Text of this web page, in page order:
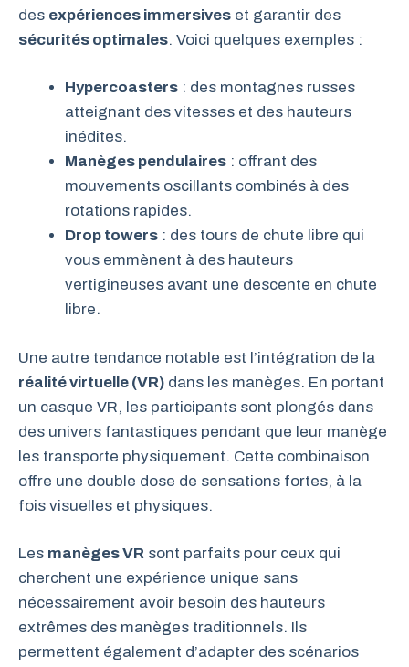
des expériences immersives et garantir des
sécurités optimales. Voici quelques exemples :
Hypercoasters : des montagnes russes
atteignant des vitesses et des hauteurs
inédites.
Manèges pendulaires : offrant des
mouvements oscillants combinés à des
rotations rapides.
Drop towers : des tours de chute libre qui
vous emmènent à des hauteurs
vertigineuses avant une descente en chute
libre.
Une autre tendance notable est l’intégration de la
réalité virtuelle (VR) dans les manèges. En portant
un casque VR, les participants sont plongés dans
des univers fantastiques pendant que leur manège
les transporte physiquement. Cette combinaison
offre une double dose de sensations fortes, à la
fois visuelles et physiques.
Les manèges VR sont parfaits pour ceux qui
cherchent une expérience unique sans
nécessairement avoir besoin des hauteurs
extrêmes des manèges traditionnels. Ils
permettent également d’adapter des scénarios